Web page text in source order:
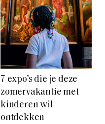
7 expo’s die je deze
zomervakantie met
kinderen wil
ontdekken